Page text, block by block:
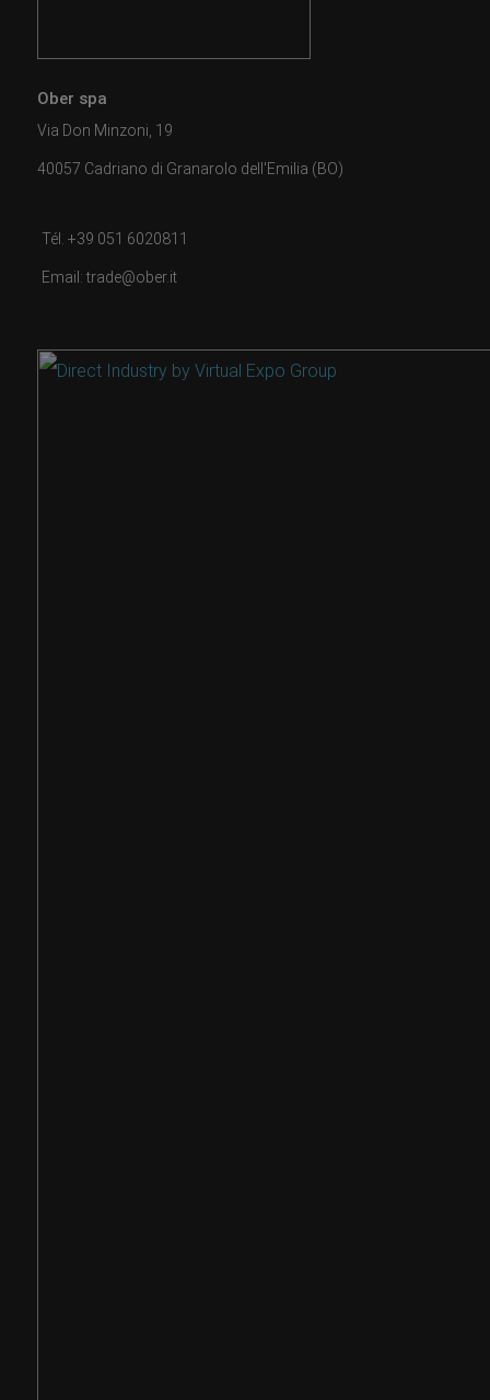
Ober spa
Via Don Minzoni, 19
40057 Cadriano di Granarolo dell'Emilia (BO)
Tél. +39 051 6020811
Email: trade@ober.it